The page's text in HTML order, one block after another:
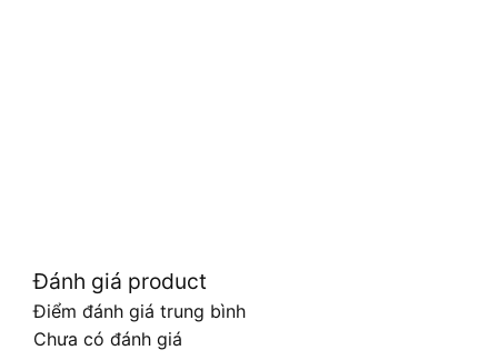
Đánh giá product
Điểm đánh giá trung bình
Chưa có đánh giá